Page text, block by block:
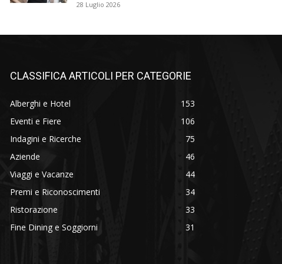
28 Luglio 2026
CLASSIFICA ARTICOLI PER CATEGORIE
Alberghi e Hotel
153
Eventi e Fiere
106
Indagini e Ricerche
75
Aziende
46
Viaggi e Vacanze
44
Premi e Riconoscimenti
34
Ristorazione
33
Fine Dining e Soggiorni
31